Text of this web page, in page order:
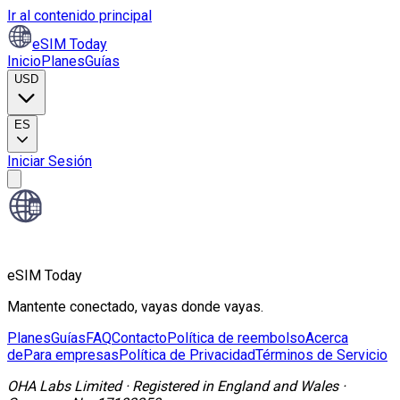
Ir al contenido principal
eSIM Today
InicioPlanesGuías
USD
ES
Iniciar Sesión
eSIM Today
Mantente conectado, vayas donde vayas.
PlanesGuíasFAQContactoPolítica de reembolsoAcerca
dePara empresasPolítica de PrivacidadTérminos de Servicio
OHA Labs Limited· Registered in England and Wales·